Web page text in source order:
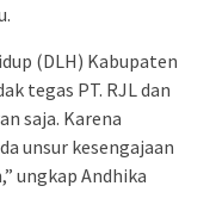
(DLH) Kabupaten
tegas PT. RJL dan
saja. Karena
unsur kesengajaan
ungkap Andhika